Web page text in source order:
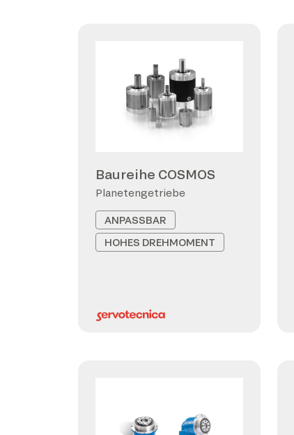
Baureihe COSMOS
Planetengetriebe
ANPASSBAR
HOHES DREHMOMENT